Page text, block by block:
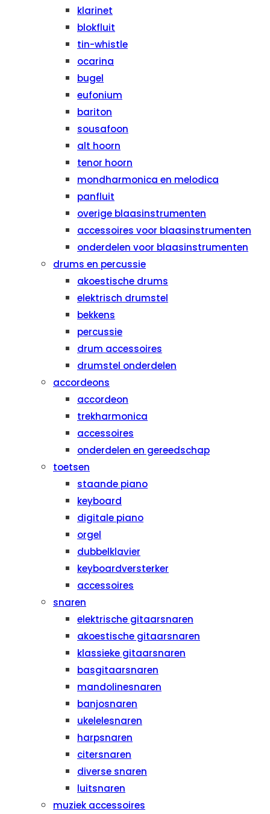
klarinet
blokfluit
tin-whistle
ocarina
bugel
eufonium
bariton
sousafoon
alt hoorn
tenor hoorn
mondharmonica en melodica
panfluit
overige blaasinstrumenten
accessoires voor blaasinstrumenten
onderdelen voor blaasinstrumenten
drums en percussie
akoestische drums
elektrisch drumstel
bekkens
percussie
drum accessoires
drumstel onderdelen
accordeons
accordeon
trekharmonica
accessoires
onderdelen en gereedschap
toetsen
staande piano
keyboard
digitale piano
orgel
dubbelklavier
keyboardversterker
accessoires
snaren
elektrische gitaarsnaren
akoestische gitaarsnaren
klassieke gitaarsnaren
basgitaarsnaren
mandolinesnaren
banjosnaren
ukelelesnaren
harpsnaren
citersnaren
diverse snaren
luitsnaren
muziek accessoires